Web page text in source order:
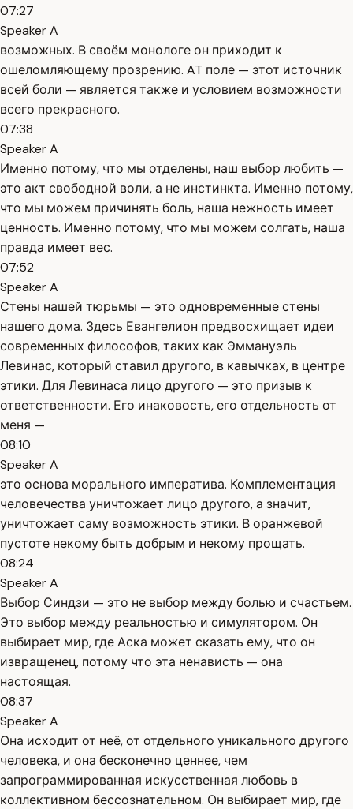
07:27
Speaker A
возможных. В своём монологе он приходит к
ошеломляющему прозрению. AT поле — этот источник
всей боли — является также и условием возможности
всего прекрасного.
07:38
Speaker A
Именно потому, что мы отделены, наш выбор любить —
это акт свободной воли, а не инстинкта. Именно потому,
что мы можем причинять боль, наша нежность имеет
ценность. Именно потому, что мы можем солгать, наша
правда имеет вес.
07:52
Speaker A
Стены нашей тюрьмы — это одновременные стены
нашего дома. Здесь Евангелион предвосхищает идеи
современных философов, таких как Эммануэль
Левинас, который ставил другого, в кавычках, в центре
этики. Для Левинаса лицо другого — это призыв к
ответственности. Его инаковость, его отдельность от
меня —
08:10
Speaker A
это основа морального императива. Комплементация
человечества уничтожает лицо другого, а значит,
уничтожает саму возможность этики. В оранжевой
пустоте некому быть добрым и некому прощать.
08:24
Speaker A
Выбор Синдзи — это не выбор между болью и счастьем.
Это выбор между реальностью и симулятором. Он
выбирает мир, где Аска может сказать ему, что он
извращенец, потому что эта ненависть — она
настоящая.
08:37
Speaker A
Она исходит от неё, от отдельного уникального другого
человека, и она бесконечно ценнее, чем
запрограммированная искусственная любовь в
коллективном бессознательном. Он выбирает мир, где